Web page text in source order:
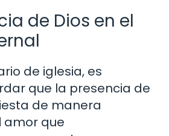
de Dios en el
de iglesia, es
que la presencia de
de manera
amor que